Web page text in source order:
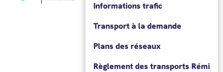
Informations trafic
Transport à la demande
Plans des réseaux
Règlement des transports Rémi